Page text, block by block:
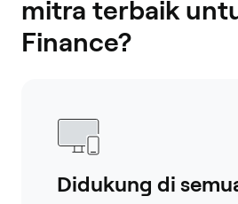
mitra terbaik
Finance?
Didukung di